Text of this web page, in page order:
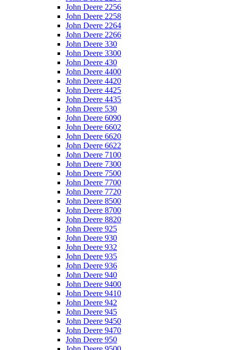
John Deere 2256
John Deere 2258
John Deere 2264
John Deere 2266
John Deere 330
John Deere 3300
John Deere 430
John Deere 4400
John Deere 4420
John Deere 4425
John Deere 4435
John Deere 530
John Deere 6090
John Deere 6602
John Deere 6620
John Deere 6622
John Deere 7100
John Deere 7300
John Deere 7500
John Deere 7700
John Deere 7720
John Deere 8500
John Deere 8700
John Deere 8820
John Deere 925
John Deere 930
John Deere 932
John Deere 935
John Deere 936
John Deere 940
John Deere 9400
John Deere 9410
John Deere 942
John Deere 945
John Deere 9450
John Deere 9470
John Deere 950